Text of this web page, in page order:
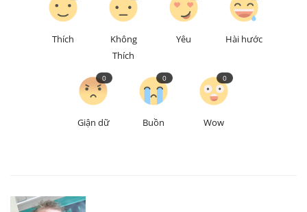
Thích
Không
Thích
Yêu Hài hước
Giận dữ
0
Buồn
0
Wow
0